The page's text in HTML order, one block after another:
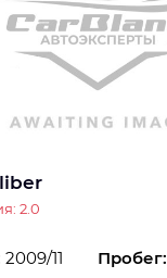
2.0
2009/11 Пробег: